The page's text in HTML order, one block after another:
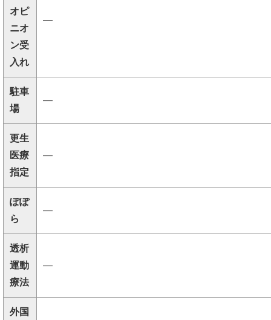
オピ
ニオ
ン受
入れ
―
駐車
場
―
更生
医療
指定
―
ぽぽ
ら
―
透析
運動
療法
―
外国